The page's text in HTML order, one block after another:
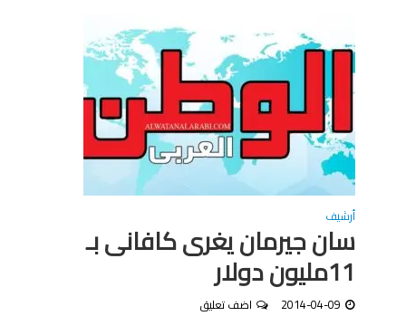
أرشيف
سان جيرمان يغرى كافانى بـ
11مليون دولار
2014-04-09 اضف تعليق